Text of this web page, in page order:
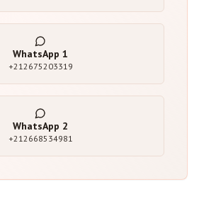
WhatsApp 1
+212675203319
WhatsApp 2
+212668534981